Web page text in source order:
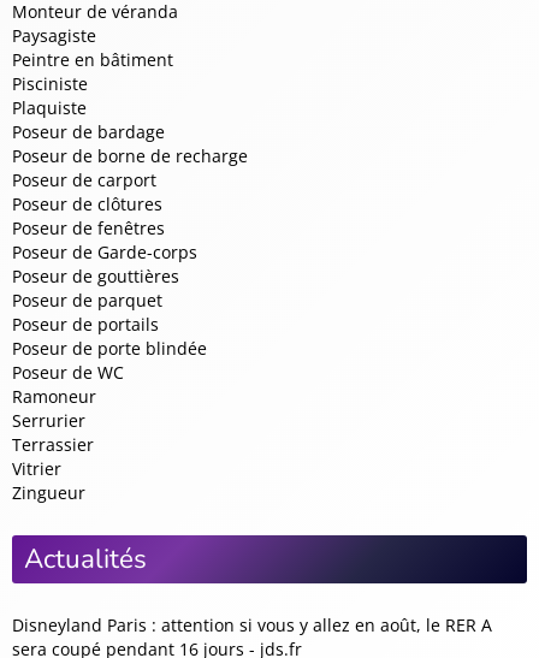
Monteur de véranda
Paysagiste
Peintre en bâtiment
Pisciniste
Plaquiste
Poseur de bardage
Poseur de borne de recharge
Poseur de carport
Poseur de clôtures
Poseur de fenêtres
Poseur de Garde-corps
Poseur de gouttières
Poseur de parquet
Poseur de portails
Poseur de porte blindée
Poseur de WC
Ramoneur
Serrurier
Terrassier
Vitrier
Zingueur
Actualités
Disneyland Paris : attention si vous y allez en août, le RER A
sera coupé pendant 16 jours - jds.fr